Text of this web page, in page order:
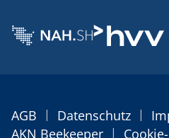
AGB | Datenschutz |
AKN Beekeeper |